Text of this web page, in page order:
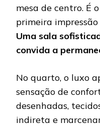
mesa de centro. É
primeira
Uma sala
convida a
No quarto, o luxo
sensação de
desenhadas,
indireta e